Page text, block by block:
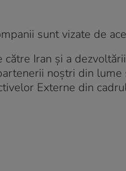
sunt vizate de
Iran şi a
noştri din lume
Externe din